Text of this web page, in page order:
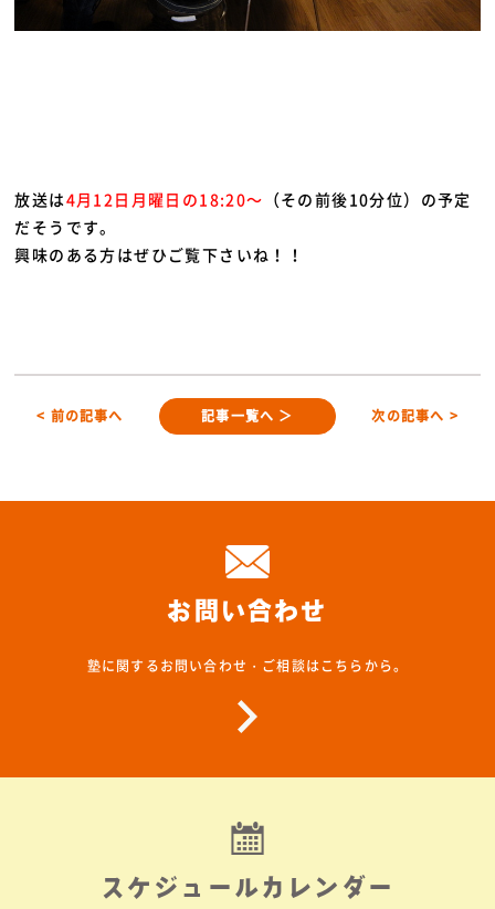
放送は4月12日月曜日の18:20～ （その前後10分位）の予定
だそうです。
興味のある方はぜひご覧下さいね！！
< 前の記事へ 記事一覧へ ＞ 次の記事へ >
お問い合わせ
塾に関するお問い合わせ・ご相談はこちらから。
スケジュールカレンダー